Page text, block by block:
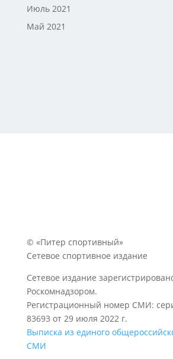
Июль 2021
Май 2021
© «Питер спортивный»
Сетевое спортивное издание
Сетевое издание
Роскомнадзором.
Регистрационный номер СМИ:
83693 от 29 июля 2022 г.
Выписка из единого
СМИ